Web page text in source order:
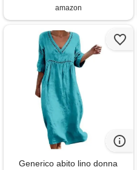
amazon
Generico abito lino donna